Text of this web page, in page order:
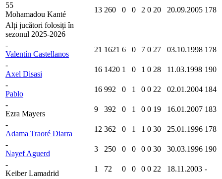
55
Mohamadou Kanté
13 260 0 0 2 0 20 20.09.2005 178
Alți jucători folosiți în
sezonul 2025-2026
-
Valentín Castellanos
21 1621 6 0 7 0 27 03.10.1998 178
-
Axel Disasi
16 1420 1 0 1 0 28 11.03.1998 190
-
Pablo
16 992 0 1 0 0 22 02.01.2004 184
-
Ezra Mayers
9 392 0 1 0 0 19 16.01.2007 183
-
Adama Traoré Diarra
12 362 0 1 1 0 30 25.01.1996 178
-
Nayef Aguerd
3 250 0 0 0 0 30 30.03.1996 190
-
Keiber Lamadrid
1 72 0 0 0 0 22 18.11.2003 -